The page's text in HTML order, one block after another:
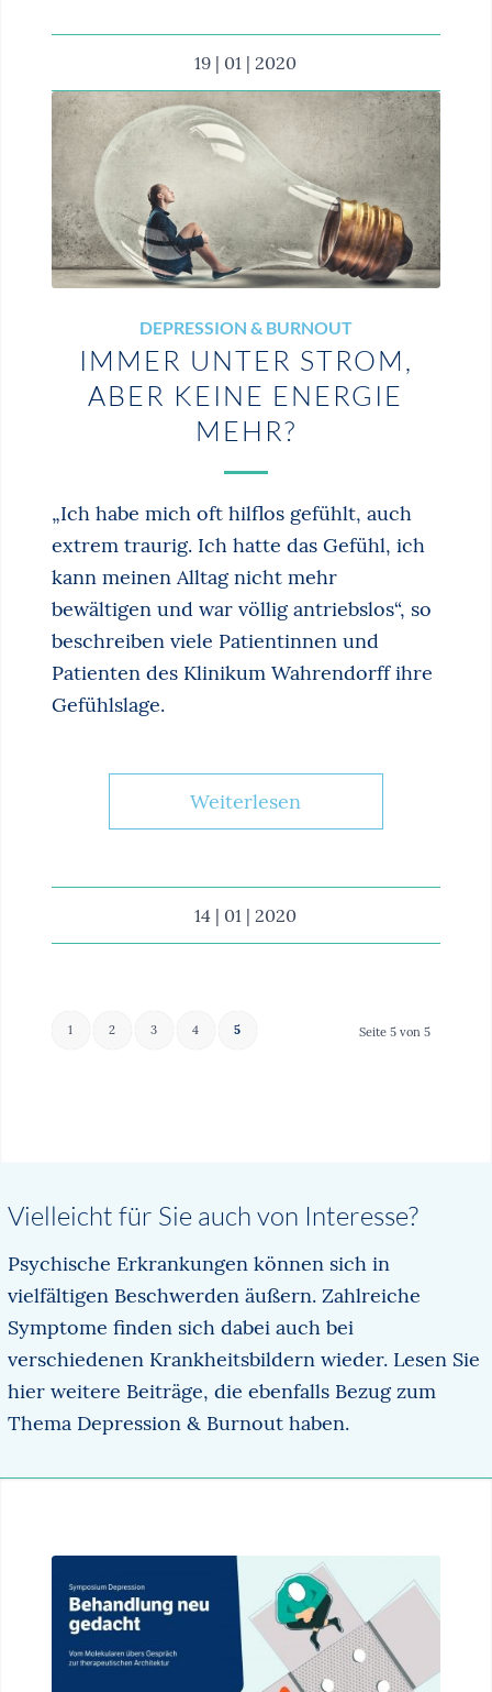
19 | 01 | 2020
DEPRESSION & BURNOUT
IMMER UNTER STROM,
ABER KEINE ENERGIE
MEHR?
„Ich habe mich oft hilflos gefühlt, auch
extrem traurig. Ich hatte das Gefühl, ich
kann meinen Alltag nicht mehr
bewältigen und war völlig antriebslos“, so
beschreiben viele Patientinnen und
Patienten des Klinikum Wahrendorff ihre
Gefühlslage.
Weiterlesen
14 | 01 | 2020
Seite 5 von 5
1 2 3 4 5
Vielleicht für Sie auch von Interesse?
Psychische Erkrankungen können sich in
vielfältigen Beschwerden äußern. Zahlreiche
Symptome finden sich dabei auch bei
verschiedenen Krankheitsbildern wieder. Lesen Sie
hier weitere Beiträge, die ebenfalls Bezug zum
Thema Depression & Burnout haben.